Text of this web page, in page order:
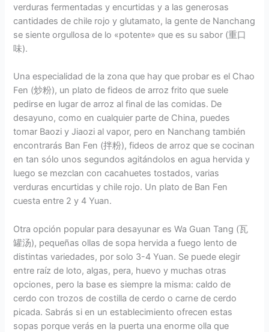
verduras fermentadas y encurtidas y a las generosas
cantidades de chile rojo y glutamato, la gente de Nanchang
se siente orgullosa de lo «potente» que es su sabor (重口
味).
Una especialidad de la zona que hay que probar es el Chao
Fen (炒粉), un plato de fideos de arroz frito que suele
pedirse en lugar de arroz al final de las comidas. De
desayuno, como en cualquier parte de China, puedes
tomar Baozi y Jiaozi al vapor, pero en Nanchang también
encontrarás Ban Fen (拌粉), fideos de arroz que se cocinan
en tan sólo unos segundos agitándolos en agua hervida y
luego se mezclan con cacahuetes tostados, varias
verduras encurtidas y chile rojo. Un plato de Ban Fen
cuesta entre 2 y 4 Yuan.
Otra opción popular para desayunar es Wa Guan Tang (瓦
罐汤), pequeñas ollas de sopa hervida a fuego lento de
distintas variedades, por solo 3-4 Yuan. Se puede elegir
entre raíz de loto, algas, pera, huevo y muchas otras
opciones, pero la base es siempre la misma: caldo de
cerdo con trozos de costilla de cerdo o carne de cerdo
picada. Sabrás si en un establecimiento ofrecen estas
sopas porque verás en la puerta una enorme olla que